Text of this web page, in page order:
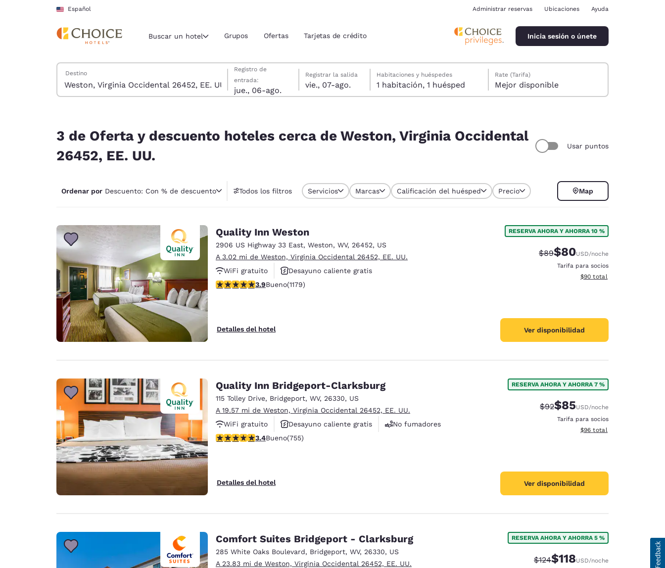
Pasar A Contenido Principal
Español
Región y ubicación actuales
Estados Unidos
América
América Latina Latin America
English
Canada
English
Español
Europa
Deutschland
Deutsch
Germany
Spain
English
English
Asia-Pacífico
Australia
English
India
English
Administrar reservas Ubicaciones Ayuda
Buscar un hotel Grupos Ofertas Tarjetas de crédito Inicia sesión o únete
Buscar hoteles
Destino
jueves, 6 de agosto
Registro de
entrada:
jue., 06-ago.
viernes, 7 de agosto
Registrar la salida
vie., 07-ago.
viernes, 7 de agosto fecha de check-out seleccionada
jueves, 6 de agosto fecha de check-in seleccionada
Habitaciones y huéspedes
1 habitación, 1 huésped
Rate (Tarifa)
Mejor disponible
3 de Oferta y descuento hoteles cerca de Weston, Virginia Occidental
26452, EE. UU.
Usar puntos
Ordenar por Descuento: Con % de descuento Todos los filtros Servicios Marcas Calificación del huésped Precio Map
Quality Inn Weston
2906 US Highway 33 East, Weston, WV, 26452, US
A 3.02 mi de Weston, Virginia Occidental 26452, EE. UU.
WiFi gratuito
Desayuno caliente gratis
Se aceptan mascotas
calificación de 3.91 estrellas. Bueno. 1179 reseñas
3.9Bueno(1179)
Detalles del hotel
RESERVA AHORA Y AHORRA 10 %
Precio tachado:
$89Precio con descuento:
$80USD/noche
Tarifa para socios
Ver detalles del total
$90 total
Ver disponibilidad
Quality Inn Bridgeport-Clarksburg
115 Tolley Drive, Bridgeport, WV, 26330, US
A 19.57 mi de Weston, Virginia Occidental 26452, EE. UU.
WiFi gratuito
Desayuno caliente gratis
No fumadores
calificación de 3.39 estrellas. Bueno. 755 reseñas
3.4Bueno(755)
Detalles del hotel
RESERVA AHORA Y AHORRA 7 %
Precio tachado:
$92Precio con descuento:
$85USD/noche
Tarifa para socios
Ver detalles del total
$96 total
Ver disponibilidad
Comfort Suites Bridgeport - Clarksburg
285 White Oaks Boulevard, Bridgeport, WV, 26330, US
A 23.83 mi de Weston, Virginia Occidental 26452, EE. UU.
RESERVA AHORA Y AHORRA 5 %
Precio tachado:
$124Precio con descuento:
$118USD/noche